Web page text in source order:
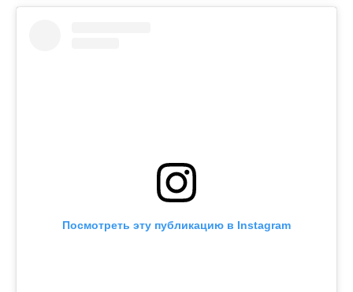
Посмотреть эту публикацию в Instagram